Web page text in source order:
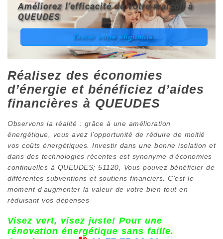
Améliorez l’efficacité de votre maison à
QUEUDES
Tester votre éligibilité.
Réalisez des économies
d’énergie et bénéficiez d’aides
financières à QUEUDES
Observons la réalité : grâce à une amélioration
énergétique, vous avez l’opportunité de réduire de moitié
vos coûts énergétiques. Investir dans une bonne isolation et
dans des technologies récentes est synonyme d’économies
continuelles à QUEUDES; 51120, Vous pouvez bénéficier de
différentes subventions et soutiens financiers. C’est le
moment d’augmenter la valeur de votre bien tout en
réduisant vos dépenses
Visez vert, visez juste! Pour une
rénovation énergétique sans faille.